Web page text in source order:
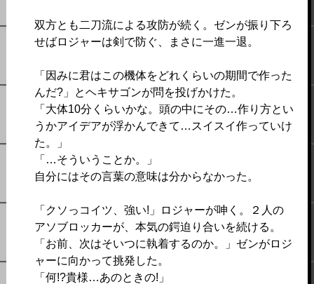
双方とも二刀流による攻防が続く。ゼンが振り下ろ
せばロジャーは剣で防ぐ、まさに一進一退。
「因みに君はこの機体をどれくらいの期間で作った
んだ?」とヘキサゴンが問を投げかけた。
「大体10分くらいかな。頭の中にその…作り方とい
うかアイデアが浮かんできて…スイスイ作っていけ
た。」
「…そういうことか。」
自分にはその言葉の意味は分からなかった。
「クソっコイツ、強い!」ロジャーが呻く。２人の
アソブロッカーが、本気の鍔迫り合いを続ける。
「お前、次はそいつに執着するのか。」ゼンがロジ
ャーに向かって挑発した。
「何!?貴様…あのときの!」